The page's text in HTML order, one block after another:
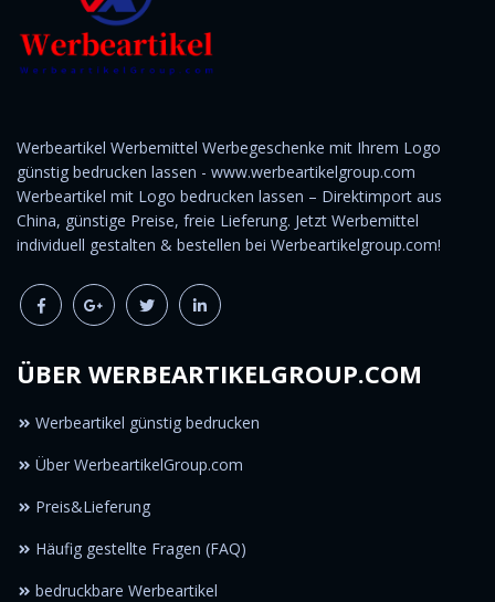
Werbeartikel Werbemittel Werbegeschenke mit Ihrem Logo
günstig bedrucken lassen - www.werbeartikelgroup.com
Werbeartikel mit Logo bedrucken lassen – Direktimport aus
China, günstige Preise, freie Lieferung. Jetzt Werbemittel
individuell gestalten & bestellen bei Werbeartikelgroup.com!
ÜBER WERBEARTIKELGROUP.COM
Werbeartikel günstig bedrucken
Über WerbeartikelGroup.com
Preis&Lieferung
Häufig gestellte Fragen (FAQ)
bedruckbare Werbeartikel